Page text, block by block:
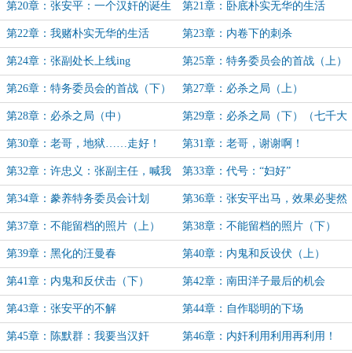
了！ 狸级别的副手
第20章：张安平：一个汉奸的诞生 第21章：卧底朴实无华的生活
（上）
第22章：我赌朴实无华的生活
（下）
第23章：内卷下的刺杀
第24章：张副处长上线ing 第25章：特务委员会的首战（上）
第26章：特务委员会的首战（下） 第27章：必杀之局（上）
第28章：必杀之局（中） 第29章：必杀之局（下）（七千大
章！）
第30章：老哥，地狱……走好！ 第31章：老哥，谢谢啊！
第32章：许忠义：张副主任，喊我
许主任！
第33章：代号：“妇好”
第34章：豢养特务委员会计划 第36章：张安平出马，效果必斐然
第37章：不能留档的照片（上） 第38章：不能留档的照片（下）
第39章：黑化的汪曼春 第40章：内鬼和反设伏（上）
第41章：内鬼和反伏击（下） 第42章：南田洋子最后的机会
第43章：张安平的不解 第44章：自作聪明的下场
第45章：陈默群：我要当汉奸 第46章：内奸利用利用再利用！